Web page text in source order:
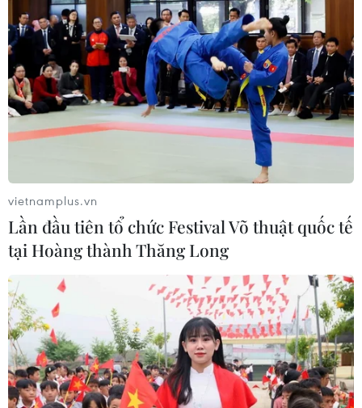
vietnamplus.vn
Lần đầu tiên tổ chức Festival Võ thuật quốc tế
tại Hoàng thành Thăng Long